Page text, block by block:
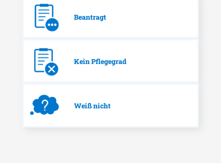
Beantragt
Kein Pflegegrad
Weiß nicht